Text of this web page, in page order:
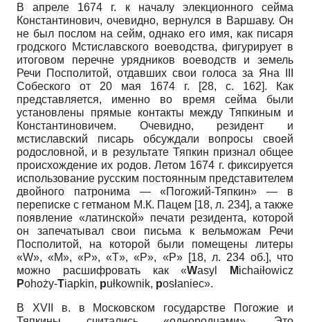
В апреле 1674 г. к началу элекционного сейма
Константинович, очевидно, вернулся в Варшаву. Он
не был послом на сейм, однако его имя, как писаря
гродского Мстиславского воеводства, фигурирует в
итоговом перечне урядников воеводств и земель
Речи Посполитой, отдавших свои голоса за Яна III
Собеского от 20 мая 1674 г.
[28, с. 162]. Как
представляется, именно во время сейма были
установлены прямые контакты между Тяпкиным и
Константиновичем. Очевидно, резидент и
мстиславский писарь обсуждали вопросы своей
родословной, и в результате Тяпкин признал общее
происхождение их родов. Летом 1674 г. фиксируется
использование русским постоянным представителем
двойного патронима — «Погожий-Тяпкин» — в
переписке с гетманом М.К. Пацем [18, л. 234], а также
появление «латинской» печати резидента, которой
он запечатывал свои письма к вельможам Речи
Посполитой, на которой были помещены литеры
«W», «M», «P», «T», «P», «P» [18, л. 234 об.], что
можно расшифровать как «Wasyl Michaiłowicz
Pohoży-Tiapkin, pułkownik, posłaniec».
В XVII в. в Московском государстве Погожие и